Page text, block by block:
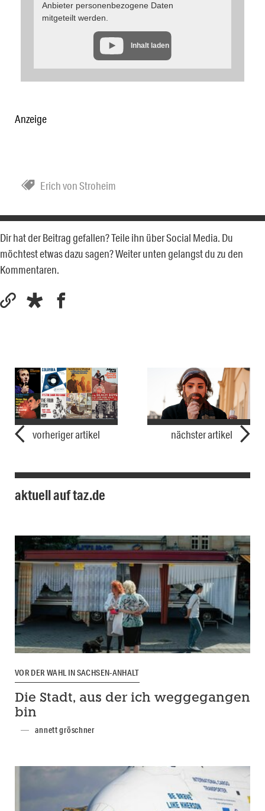
Anbieter personenbezogene Daten
mitgeteilt werden.
Inhalt laden
Anzeige
Erich von Stroheim
Dir hat der Beitrag gefallen? Teile ihn über Social Media. Du
möchtest etwas dazu sagen? Weiter unten gelangst du zu den
Kommentaren.
vorheriger artikel nächster artikel
aktuell auf taz.de
VOR DER WAHL IN SACHSEN-ANHALT
Die Stadt, aus der ich weggegangen
bin
annett gröschner